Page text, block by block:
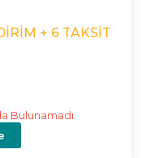
+ 6 TAKSIT
Bulunamadı.